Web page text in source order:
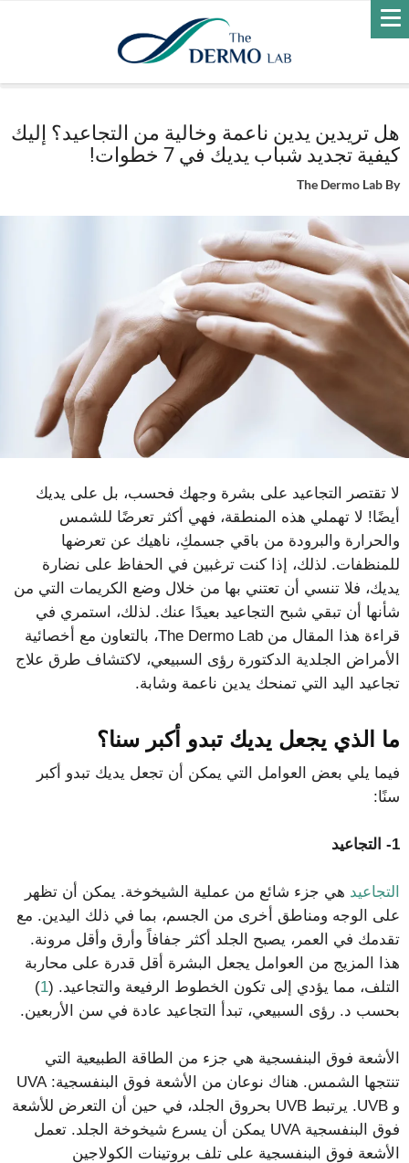
Home التجاعيد
هل تريدين يدين ناعمة وخالية من
التجاعيد؟ إليك كيفية تجديد شباب يديك في 7 خطوات!
هل تريدين يدين ناعمة وخالية من التجاعيد؟ إليك
كيفية تجديد شباب يديك في 7 خطوات!
By
The Dermo Lab
لا تقتصر التجاعيد على بشرة وجهك فحسب، بل على يديك
أيضًا! لا تهملي هذه المنطقة، فهي أكثر تعرضًا للشمس
والحرارة والبرودة من باقي جسمكِ، ناهيك عن تعرضها
للمنظفات. لذلك، إذا كنت ترغبين في الحفاظ على نضارة
يديك، فلا تنسي أن تعتني بها من خلال وضع الكريمات التي من
شأنها أن تبقي شبح التجاعيد بعيدًا عنك. لذلك، استمري في
قراءة هذا المقال من The Dermo Lab، بالتعاون مع أخصائية
الأمراض الجلدية الدكتورة رؤى السبيعي، لاكتشاف طرق علاج
تجاعيد اليد التي تمنحك يدين ناعمة وشابة.
ما الذي يجعل يديك تبدو أكبر سنا؟
فيما يلي بعض العوامل التي يمكن أن تجعل يديك تبدو أكبر
سنًا:
1- التجاعيد
التجاعيد هي جزء شائع من عملية الشيخوخة. يمكن أن تظهر
على الوجه ومناطق أخرى من الجسم، بما في ذلك اليدين. مع
تقدمك في العمر، يصبح الجلد أكثر جفافاً وأرق وأقل مرونة.
هذا المزيج من العوامل يجعل البشرة أقل قدرة على محاربة
التلف، مما يؤدي إلى تكون الخطوط الرفيعة والتجاعيد. (1
)
بحسب د. رؤى السبيعي، تبدأ التجاعيد عادة في سن الأربعين.
الأشعة فوق البنفسجية هي جزء من الطاقة الطبيعية التي
تنتجها الشمس. هناك نوعان من الأشعة فوق البنفسجية: UVA
و UVB. يرتبط UVB بحروق الجلد، في حين أن التعرض للأشعة
فوق البنفسجية UVA يمكن أن يسرع شيخوخة الجلد. تعمل
الأشعة فوق البنفسجية على تلف بروتينات الكولاجين